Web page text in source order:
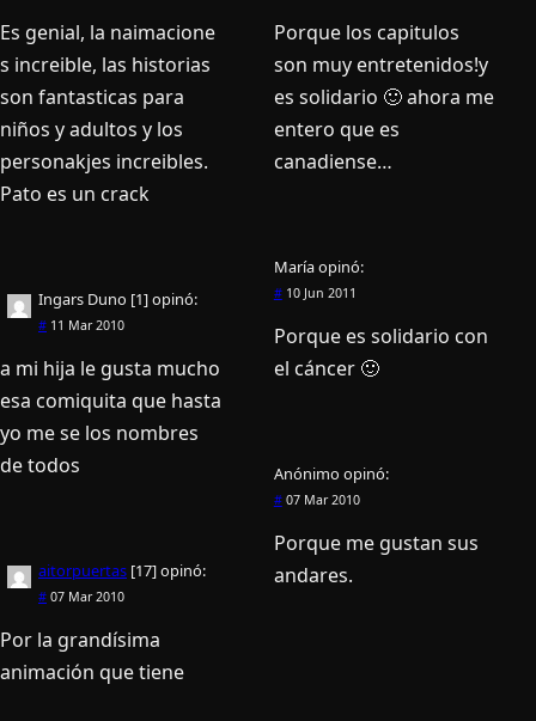
Es genial, la naimacione
s increible, las historias
son fantasticas para
niños y adultos y los
personakjes increibles.
Pato es un crack
Ingars Duno [1]opinó:
# 11 Mar 2010
a mi hija le gusta mucho
esa comiquita que hasta
yo me se los nombres
de todos
aitorpuertas [17]opinó:
# 07 Mar 2010
Por la grandí­sima
animación que tiene
Porque los capitulos
son muy entretenidos!y
es solidario 🙂 ahora me
entero que es
canadiense…
Marí­aopinó:
#10 Jun 2011
Porque es solidario con
el cáncer 🙂
Anónimo opinó:
#07 Mar 2010
Porque me gustan sus
andares.